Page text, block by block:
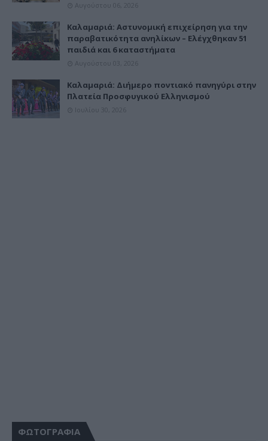
Αυγούστου 06, 2026
Καλαμαριά: Αστυνομική επιχείρηση για την
παραβατικότητα ανηλίκων – Ελέγχθηκαν 51
παιδιά και 6 καταστήματα
Αυγούστου 03, 2026
Καλαμαριά: Διήμερο ποντιακό πανηγύρι στην
Πλατεία Προσφυγικού Ελληνισμού
Ιουλίου 30, 2026
ΦΩΤΟΓΡΑΦΙΑ